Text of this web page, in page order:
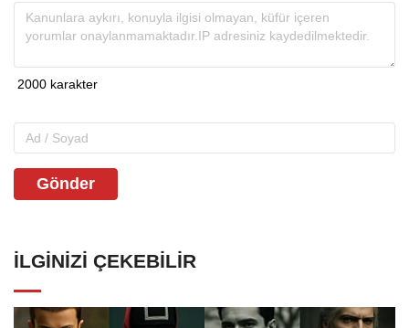
Gönder
İLGINIZI ÇEKEBILIR